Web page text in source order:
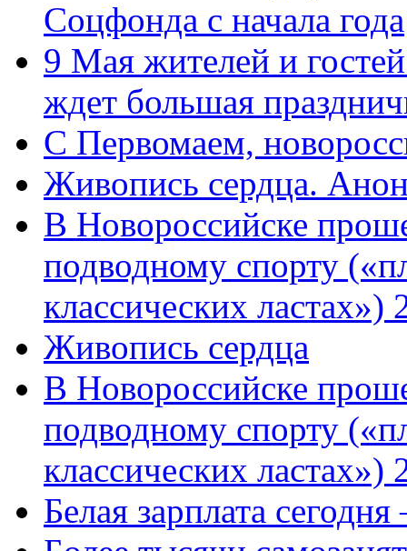
Соцфонда с начала года
9 Мая жителей и
ждет большая
C Первомаем,
Живопись сердца.
В Новороссийске
подводному спорту
классических
Живопись сердца
В Новороссийске
подводному спорту
классических ластах»)
Белая зарплата